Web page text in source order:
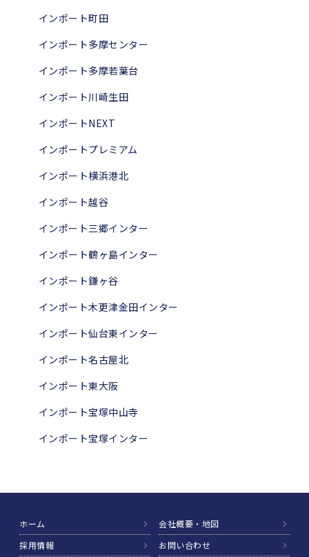
インポート町田
インポート多摩センター
インポート多摩若葉台
インポート川崎生田
インポートNEXT
インポートプレミアム
インポート横浜港北
インポート越谷
インポート三郷インター
インポート鶴ヶ島インター
インポート鎌ヶ谷
インポート木更津金田インター
インポート仙台東インター
インポート名古屋北
インポート東大阪
インポート宝塚中山寺
インポート宝塚インター
ホーム
会社概要・地図
採用情報
お問い合わせ